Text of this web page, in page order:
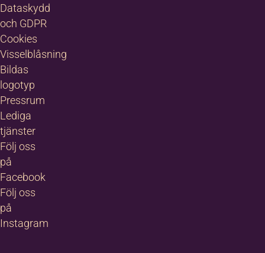
Dataskydd
och GDPR
Cookies
Visselblåsning
Bildas
logotyp
Pressrum
Lediga
tjänster
Följ oss
på
Facebook
Följ oss
på
Instagram